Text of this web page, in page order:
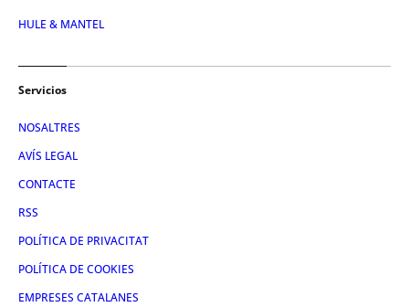
HULE & MANTEL
Servicios
NOSALTRES
AVÍS LEGAL
CONTACTE
RSS
POLÍTICA DE PRIVACITAT
POLÍTICA DE COOKIES
EMPRESES CATALANES